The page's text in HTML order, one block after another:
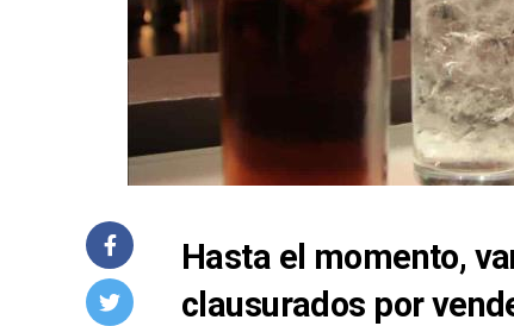
Hasta el momento,
clausurados por